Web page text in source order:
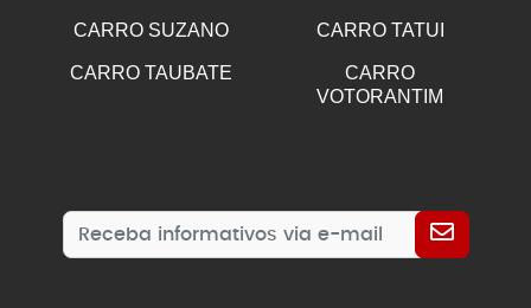
CARRO SUZANO CARRO TATUI
CARRO TAUBATE
CARRO
VOTORANTIM